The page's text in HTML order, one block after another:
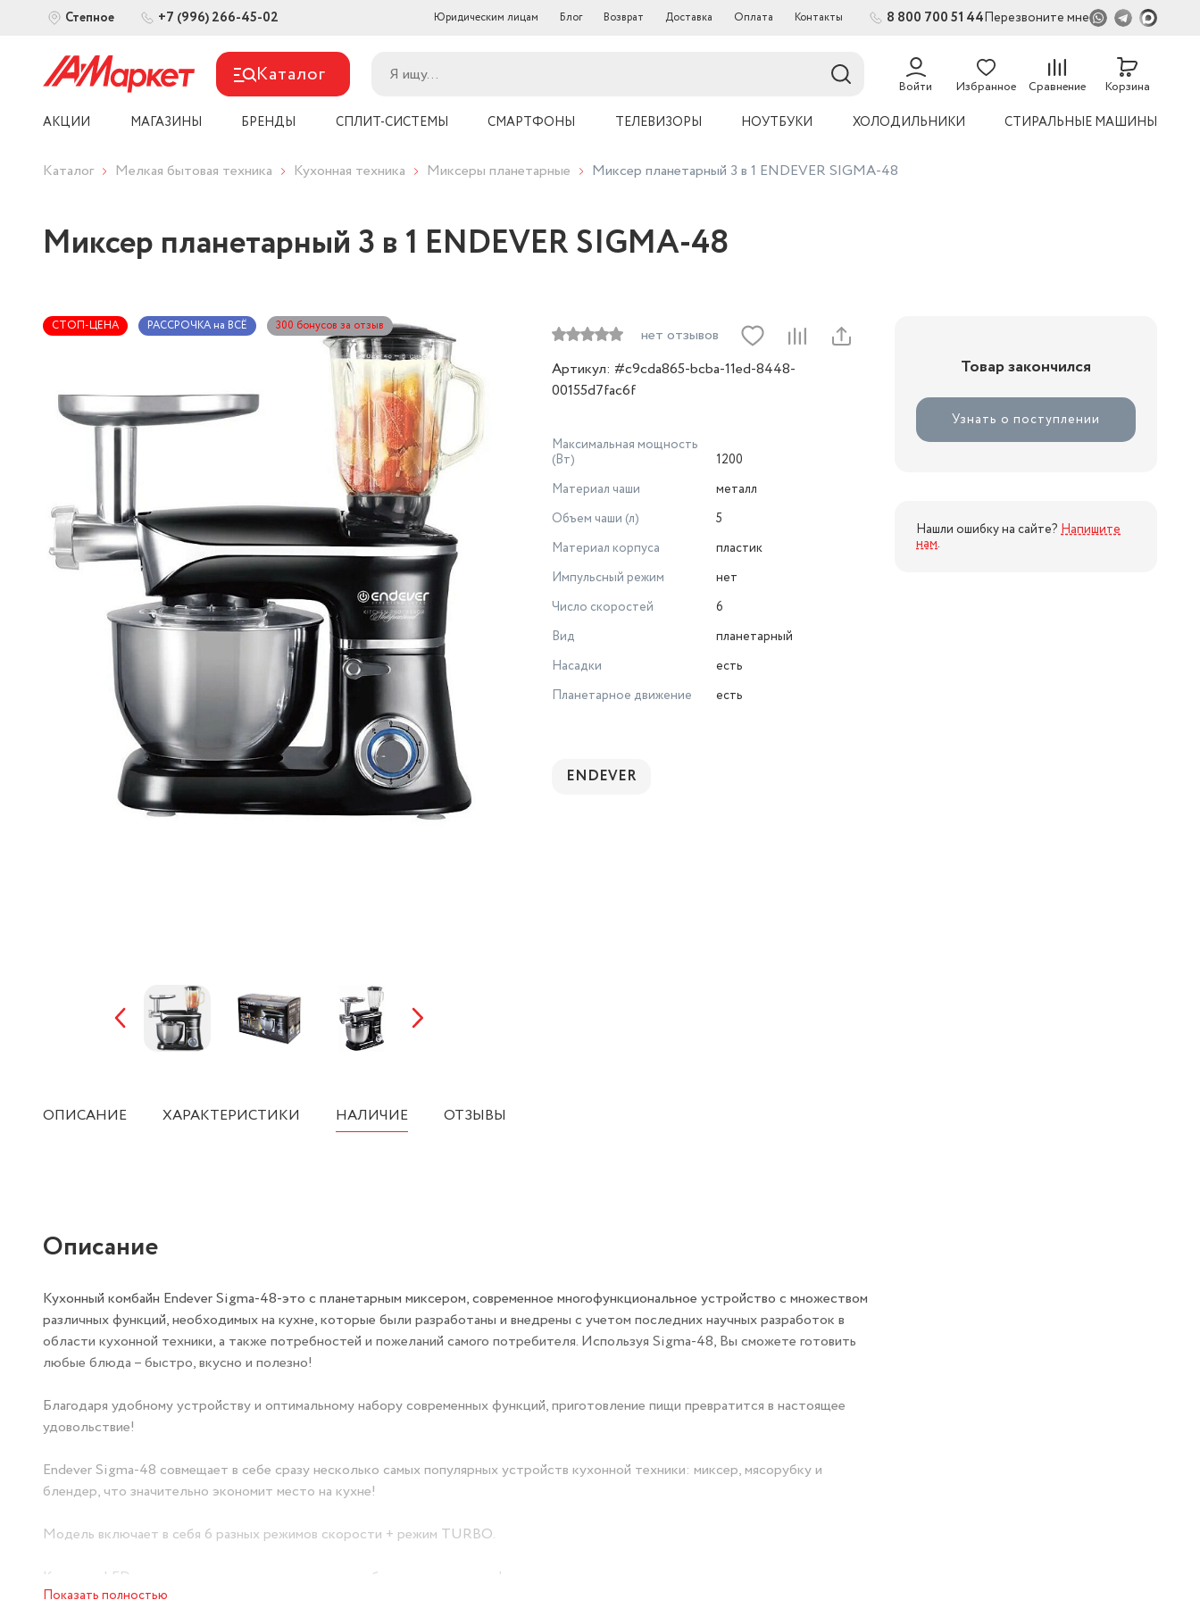
Степное +7 (996) 266-45-02 Юридическим лицам Блог Возврат Доставка Оплата Контакты 8 800 700 51 44Перезвоните мне
Каталог Войти Избранное Сравнение Корзина
АКЦИИ МАГАЗИНЫ БРЕНДЫ СПЛИТ-СИСТЕМЫ СМАРТФОНЫ ТЕЛЕВИЗОРЫ НОУТБУКИ ХОЛОДИЛЬНИКИ СТИРАЛЬНЫЕ МАШИНЫ
Каталог Мелкая бытовая техника Кухонная техника Миксеры планетарные Миксер планетарный 3 в 1 ENDEVER SIGMA-48
Миксер планетарный 3 в 1 ENDEVER SIGMA-48
СТОП-ЦЕНА РАССРОЧКА на ВСЁ 300 бонусов за отзыв
нет отзывов
Артикул: #c9cda865-bcba-11ed-8448-
00155d7fac6f
Максимальная мощность
(Вт)
1200
Материал чаши
металл
Объем чаши (л)
5
Материал корпуса
пластик
Импульсный режим
нет
Число скоростей
6
Вид
планетарный
Насадки
есть
Планетарное движение
есть
ENDEVER
Товар закончился
Узнать о поступлении
Нашли ошибку на сайте? Напишите
нам.
ОПИСАНИЕ ХАРАКТЕРИСТИКИ НАЛИЧИЕ ОТЗЫВЫ
Описание
Кухонный комбайн Endever Sigma-48-это с планетарным миксером, современное многофункциональное устройство с множеством
различных функций, необходимых на кухне, которые были разработаны и внедрены с учетом последних научных разработок в
области кухонной техники, а также потребностей и пожеланий самого потребителя. Используя Sigma-48, Вы сможете готовить
любые блюда – быстро, вкусно и полезно!
Благодаря удобному устройству и оптимальному набору современных функций, приготовление пищи превратится в настоящее
удовольствие!
Endever Sigma-48 совмещает в себе сразу несколько самых популярных устройств кухонной техники: миксер, мясорубку и
блендер, что значительно экономит место на кухне!
Модель включает в себя 6 разных режимов скорости + режим TURBO.
Красивая LED-индикация делает использование прибора не только комфортным, но и очень приятным.
Показать полностью